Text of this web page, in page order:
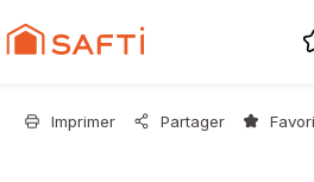
Imprimer Partager